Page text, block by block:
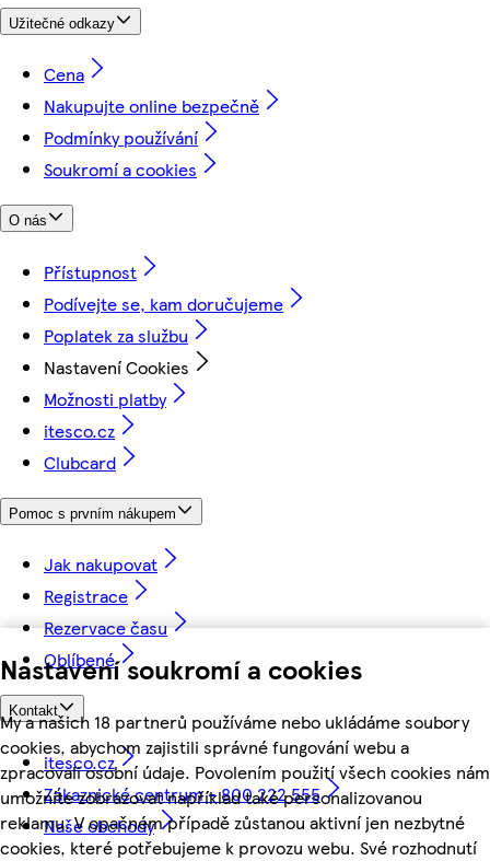
Nastavení soukromí a cookies
My a našich 18 partnerů používáme nebo ukládáme soubory
cookies, abychom zajistili správné fungování webu a
zpracovali osobní údaje. Povolením použití všech cookies nám
umožníte zobrazovat například také personalizovanou
reklamu. V opačném případě zůstanou aktivní jen nezbytné
cookies, které potřebujeme k provozu webu. Své rozhodnutí
Užitečné odkazy
Cena
Nakupujte online bezpečně
Podmínky používání
Soukromí a cookies
O nás
Přístupnost
Podívejte se, kam doručujeme
Poplatek za službu
Nastavení Cookies
Možnosti platby
itesco.cz
Clubcard
Pomoc s prvním nákupem
Jak nakupovat
Registrace
Rezervace času
Oblíbené
Kontakt
itesco.cz
Zákaznické centrum - 800 222 555
Naše obchody